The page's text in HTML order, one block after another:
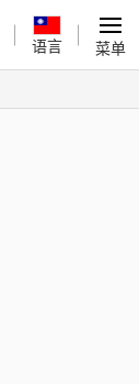
语言 菜单